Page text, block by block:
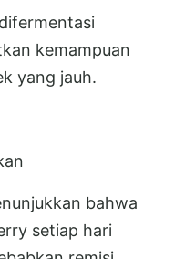
kemampuan
yang jauh.
bahwa
setiap hari